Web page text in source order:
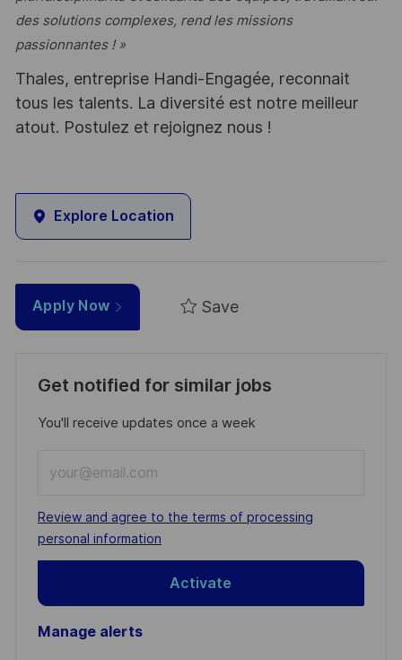
des solutions complexes, rend les missions
passionnantes ! »
Thales, entreprise Handi-Engagée, reconnait
tous les talents. La diversité est notre meilleur
atout. Postulez et rejoignez nous !
Explore Location
Apply Now Save
Get notified for similar jobs
You'll receive updates once a week
Email
address
(Required)
Required
Review and agree to the terms of processing
personal information
Activate
Manage alerts